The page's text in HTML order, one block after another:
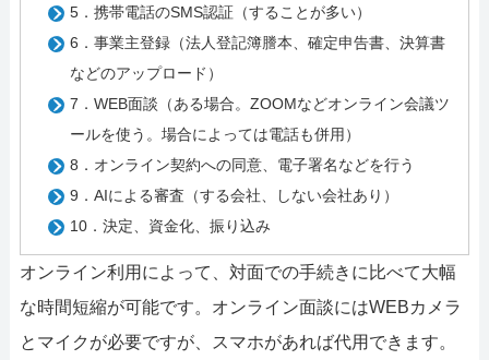
5．携帯電話のSMS認証（することが多い）
6．事業主登録（法人登記簿謄本、確定申告書、決算書
などのアップロード）
7．WEB面談（ある場合。ZOOMなどオンライン会議ツ
ールを使う。場合によっては電話も併用）
8．オンライン契約への同意、電子署名などを行う
9．AIによる審査（する会社、しない会社あり）
10．決定、資金化、振り込み
オンライン利用によって、対面での手続きに比べて大幅
な時間短縮が可能です。オンライン面談にはWEBカメラ
とマイクが必要ですが、スマホがあれば代用できます。